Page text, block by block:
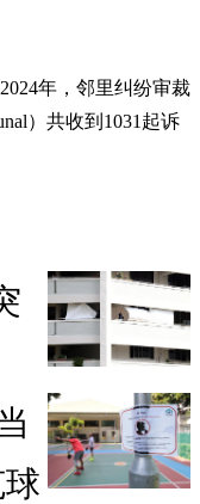
年，邻里纠纷审裁
）共收到1031起诉